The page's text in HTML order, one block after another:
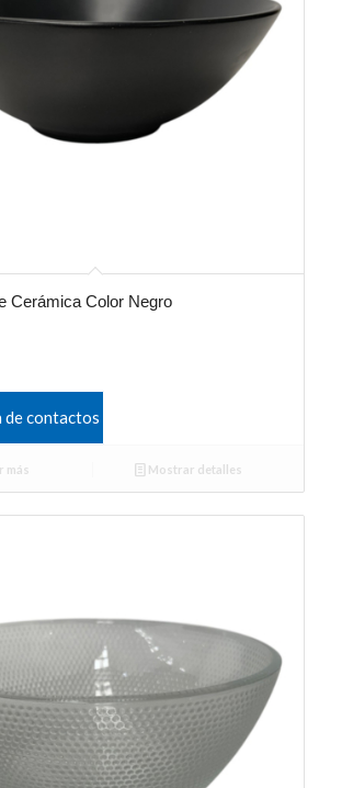
Cerámica Color Negro
de contactos
más Mostrar detalles